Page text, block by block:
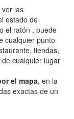
las
estado de
el ratón , puede
cualquier punto
tiendas,
cualquier lugar
el mapa, en la
exactas de un